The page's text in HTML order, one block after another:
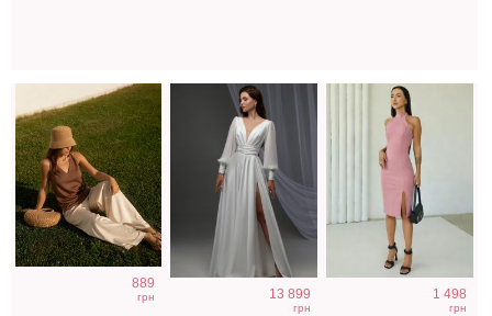
889
грн 13 899
грн
1 498
грн